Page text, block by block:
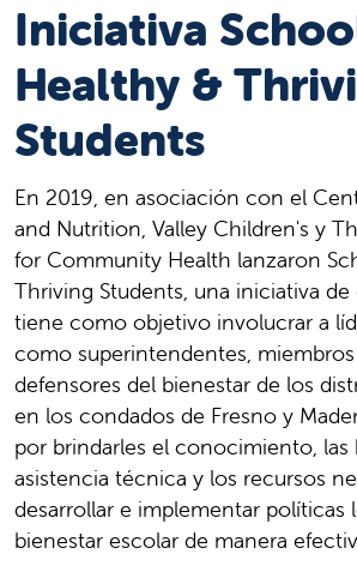
Iniciativa
Healthy &
Students
En 2019, en asociación con el
and Nutrition, Valley Children's y
for Community Health lanzaron
Thriving Students, una iniciativa de
tiene como objetivo involucrar a
como superintendentes,
defensores del bienestar de los
en los condados de Fresno y
por brindarles el conocimiento, las
asistencia técnica y los recursos
desarrollar e implementar políticas
bienestar escolar de manera